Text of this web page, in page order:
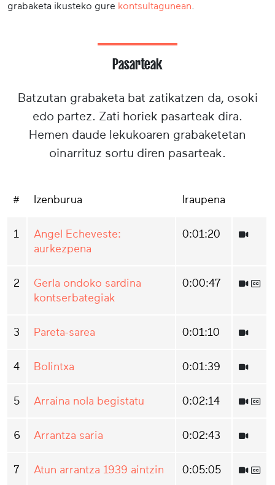
grabaketa ikusteko gure kontsultagunean
Pasarteak
Batzutan grabaketa bat zatikatzen da, osoki
edo partez. Zati horiek pasarteak dira.
Hemen daude lekukoaren grabaketetan
oinarrituz sortu diren pasarteak.
# Izenburua Iraupena
1
Angel Echeveste:
aurkezpena
0:01:20
2
Gerla ondoko sardina
kontserbategiak
0:00:47
3 Pareta-sarea 0:01:10
4 Bolintxa 0:01:39
5 Arraina nola begistatu 0:02:14
6 Arrantza saria 0:02:43
7 Atun arrantza 1939 aintzin 0:05:05